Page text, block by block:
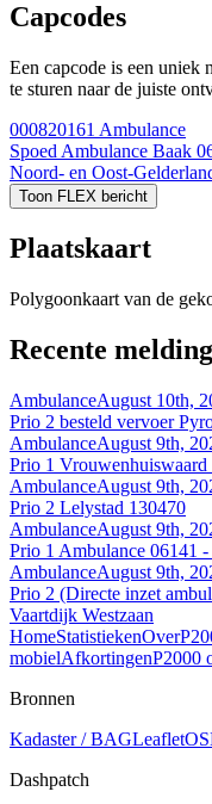
Capcodes
Een capcode is een uniek
te sturen naar de juiste
000820161 Ambulance
Spoed Ambulance Baak
Noord- en Oost-
Toon FLEX bericht
Plaatskaart
Polygoonkaart van de
Recente
AmbulanceAugust 10th,
Prio 2 besteld vervoer
AmbulanceAugust 9th,
Prio 1
AmbulanceAugust 9th,
Prio 2 Lelystad 130470
AmbulanceAugust 9th,
Prio 1 Ambulance 06141
AmbulanceAugust 9th,
Prio 2 (Directe inzet
Vaartdijk Westzaan
HomeStatistiekenOver
mobielAfkortingenP2000
Bronnen
Kadaster / BAGLeaflet
Dashpatch